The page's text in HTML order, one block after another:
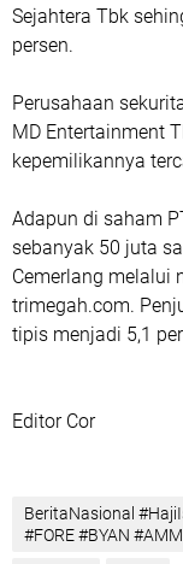
Sejahtera Tbk
persen.
Perusahaan
MD Entertainment
kepemilikannya
Adapun di saham
sebanyak 50 juta
Cemerlang melalui
trimegah.com⁠.
tipis menjadi 5,1
Editor Cor
BeritaNasional
#FORE #BYAN